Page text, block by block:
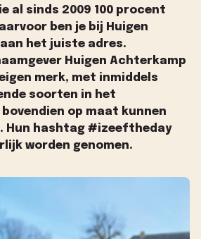
al sinds 2009 100 procent
ben je bij Huigen
het juiste adres.
Huigen Achterkamp
merk, met inmiddels
soorten in het
op maat kunnen
Hun hashtag #izeeftheday
worden genomen.